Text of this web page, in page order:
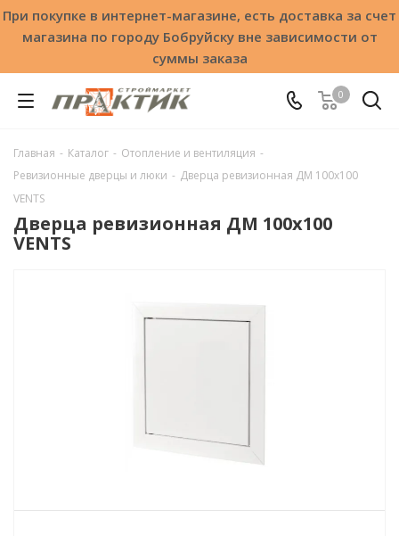
При покупке в интернет-магазине, есть доставка за счет
магазина по городу Бобруйску вне зависимости от
суммы заказа
0
Главная - Каталог - Отопление и вентиляция -
Ревизионные дверцы и люки - Дверца ревизионная ДМ 100x100
VENTS
Дверца ревизионная ДМ 100x100
VENTS